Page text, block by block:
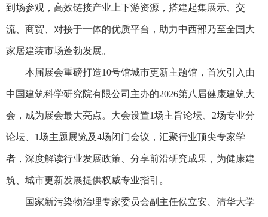
到场参观，高效链接产业上下游资源，搭建起集展示、交
流、商贸、对接于一体的优质平台，助力中西部乃至全国大
家居建装市场蓬勃发展。
本届展会重磅打造10号馆城市更新主题馆，首次引入由
中国建筑科学研究院有限公司主办的2026第八届健康建筑大
会，成为展会最大亮点。大会设置1场主旨论坛、2场专业分
论坛、1场主题展览及4场闭门会议，汇聚行业顶尖专家学
者，深度解读行业发展政策、分享前沿研究成果，为健康建
筑、城市更新发展提供权威专业指引。
国家新污染物治理专家委员会副主任侯立安、清华大学